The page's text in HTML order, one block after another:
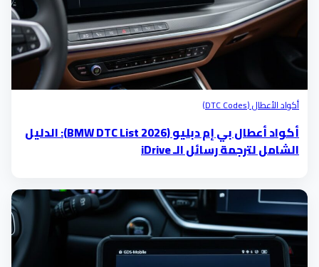
أكواد الأعطال (DTC Codes)
أكواد أعطال بي إم دبليو (BMW DTC List 2026): الدليل
الشامل لترجمة رسائل الـ iDrive